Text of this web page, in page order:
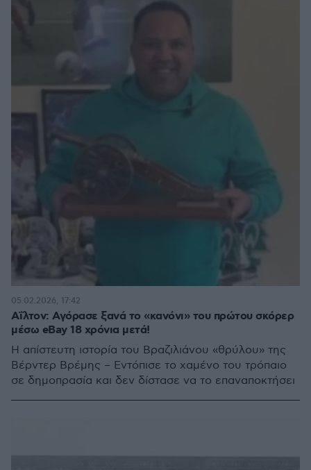
Αΐλτον: Αγόρασε ξανά το «κανόνι» του πρώτου σκόρερ
μέσω eBay 18 χρόνια μετά!
Η απίστευτη ιστορία του Βραζιλιάνου «θρύλου» της
Βέρντερ Βρέμης – Εντόπισε το χαμένο του τρόπαιο
σε δημοπρασία και δεν δίστασε να το επαναποκτήσει
05.02.2026, 17:42